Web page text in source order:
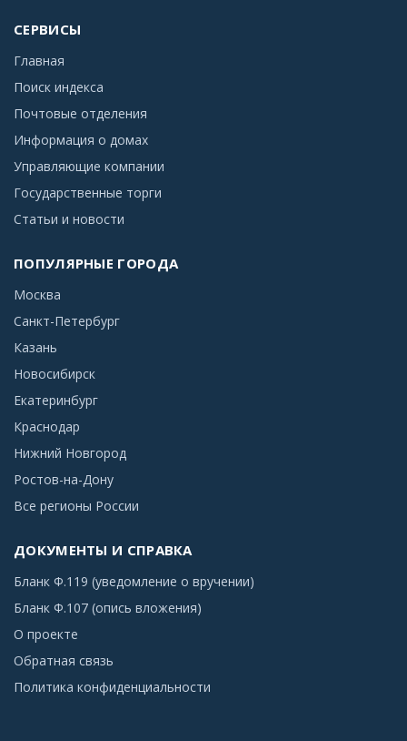
СЕРВИСЫ
Главная
Поиск индекса
Почтовые отделения
Информация о домах
Управляющие компании
Государственные торги
Статьи и новости
ПОПУЛЯРНЫЕ ГОРОДА
Москва
Санкт-Петербург
Казань
Новосибирск
Екатеринбург
Краснодар
Нижний Новгород
Ростов-на-Дону
Все регионы России
ДОКУМЕНТЫ И СПРАВКА
Бланк Ф.119 (уведомление о вручении)
Бланк Ф.107 (опись вложения)
О проекте
Обратная связь
Политика конфиденциальности